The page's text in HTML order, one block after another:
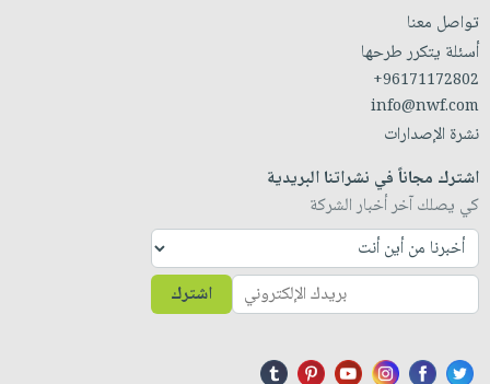
تواصل معنا
أسئلة يتكرر طرحها
+96171172802
info@nwf.com
نشرة الإصدارات
اشترك مجاناً في نشراتنا البريدية
كي يصلك آخر أخبار الشركة
اشترك